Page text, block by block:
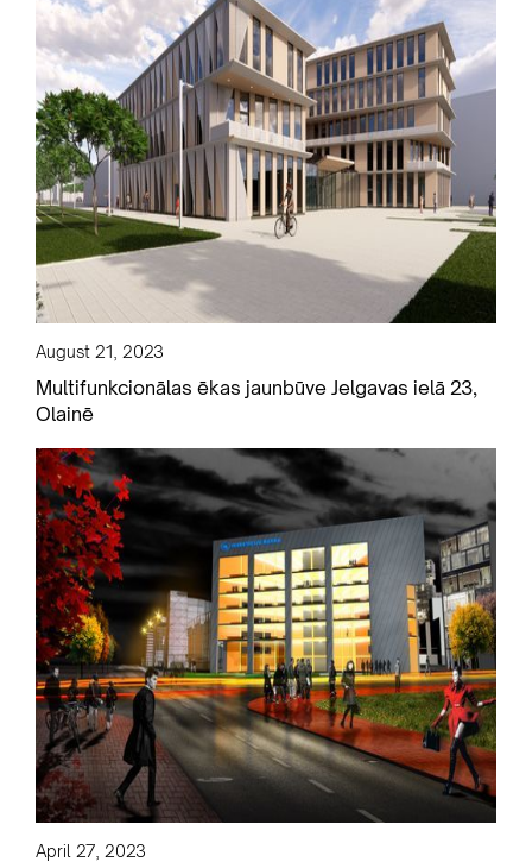
August 21, 2023
Multifunkcionālas ēkas jaunbūve Jelgavas ielā 23,
Olainē
April 27, 2023